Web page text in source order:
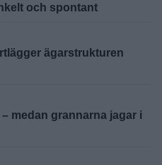
och spontant
ägarstrukturen
medan grannarna jagar i